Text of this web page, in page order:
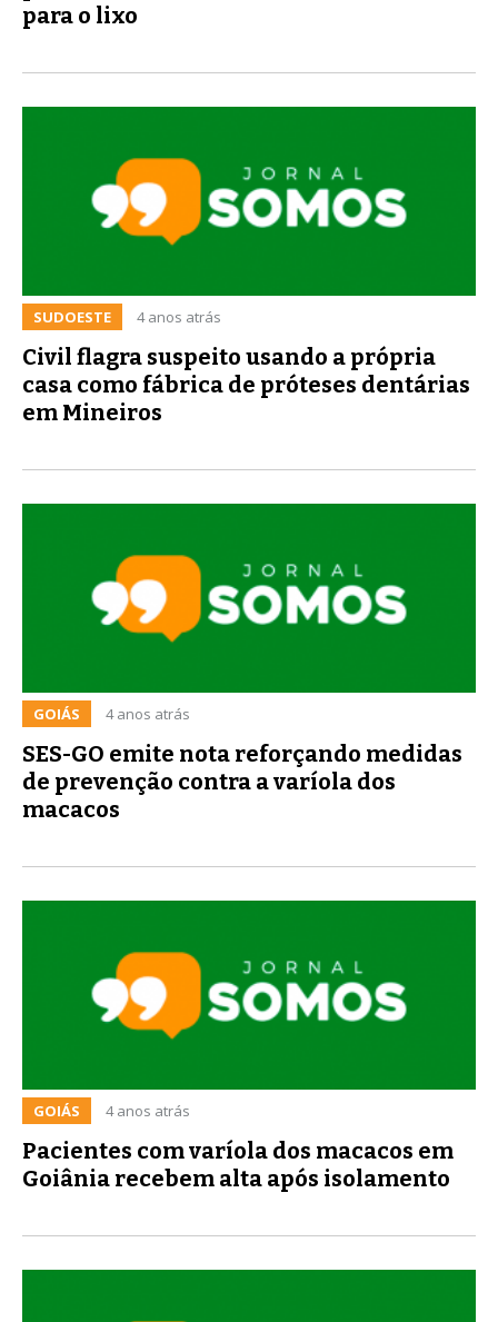
para o lixo
SUDOESTE 4 anos atrás
Civil flagra suspeito usando a própria
casa como fábrica de próteses dentárias
em Mineiros
GOIÁS 4 anos atrás
SES-GO emite nota reforçando medidas
de prevenção contra a varíola dos
macacos
GOIÁS 4 anos atrás
Pacientes com varíola dos macacos em
Goiânia recebem alta após isolamento